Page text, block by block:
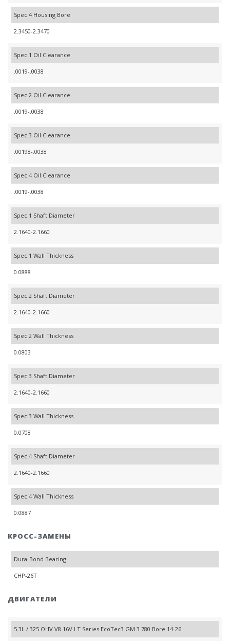
Spec 4 Housing Bore
2.3450-2.3470
Spec 1 Oil Clearance
.0019-.0038
Spec 2 Oil Clearance
.0019-.0038
Spec 3 Oil Clearance
.00198-.0038
Spec 4 Oil Clearance
.0019-.0038
Spec 1 Shaft Diameter
2.1640-2.1660
Spec 1 Wall Thickness
0.0888
Spec 2 Shaft Diameter
2.1640-2.1660
Spec 2 Wall Thickness
0.0803
Spec 3 Shaft Diameter
2.1640-2.1660
Spec 3 Wall Thickness
0.0708
Spec 4 Shaft Diameter
2.1640-2.1660
Spec 4 Wall Thickness
0.0887
КРОСС-ЗАМЕНЫ
Dura-Bond Bearing
CHP-26T
ДВИГАТЕЛИ
5.3L / 325 OHV V8 16V LT Series EcoTec3 GM 3.780 Bore 14-26